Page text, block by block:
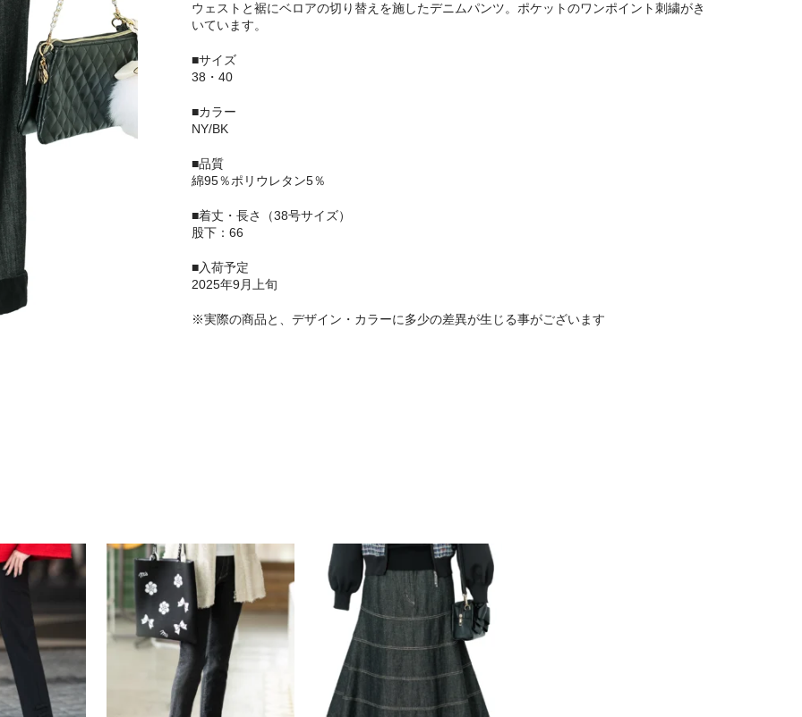
ウェストと裾にベロアの切り替えを施したデニムパンツ。ポケットのワンポイント刺繍がき
いています。
■サイズ
38・40
■カラー
NY/BK
■品質
綿95％ポリウレタン5％
■着丈・長さ（38号サイズ）
股下：66
■入荷予定
2025年9月上旬
※実際の商品と、デザイン・カラーに多少の差異が生じる事がございます